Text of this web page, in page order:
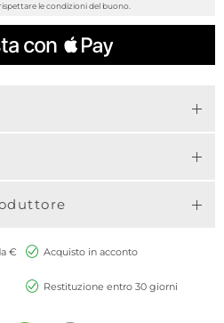
le condizioni del buono.
€
Acquisto in acconto
Restituzione entro 30 giorni